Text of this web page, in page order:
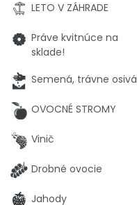
LETO V ZÁHRADE
Práve kvitnúce na
sklade!
Semená, trávne osivá
OVOCNÉ STROMY
Vinič
Drobné ovocie
Jahody